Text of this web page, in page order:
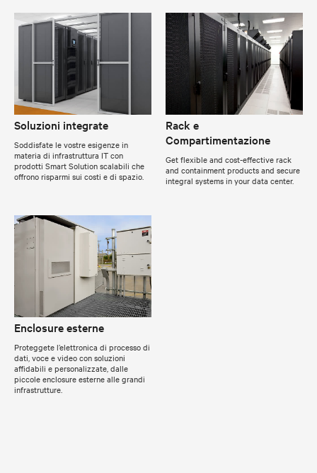
Soluzioni integrate
Soddisfate le vostre esigenze in
materia di infrastruttura IT con
prodotti Smart Solution scalabili che
offrono risparmi sui costi e di spazio.
Rack e
Compartimentazione
Get flexible and cost-effective rack
and containment products and secure
integral systems in your data center.
Enclosure esterne
Proteggete l’elettronica di processo di
dati, voce e video con soluzioni
affidabili e personalizzate, dalle
piccole enclosure esterne alle grandi
infrastrutture.